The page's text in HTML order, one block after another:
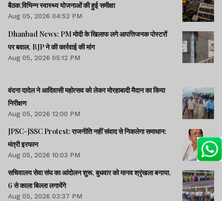
बैठक,विभिन्न स्वास्थ्य योजनाओं की हुई समीक्षा
Aug 05, 2026 04:52 PM
Dhanbad News: PM मोदी के खिलाफ लगे आपत्तिजनक पोस्टरों
पर बवाल, BJP ने की कार्रवाई की मांग
Aug 05, 2026 05:12 PM
वंदना दादेल ने आदिवासी महोत्सव को लेकर मोरहाबादी मैदान का किया
निरीक्षण
Aug 05, 2026 12:00 PM
JPSC-JSSC Protest: राजनीति नहीं संवाद से निकलेगा समाधान:
मंत्री इरफान
Aug 05, 2026 10:03 PM
सचिवालय सेवा संघ का आंदोलन शुरू, बुधवार को मानव श्रृंखला बनाया,
6 से काला बिल्ला लगायेंगे
Aug 05, 2026 03:37 PM